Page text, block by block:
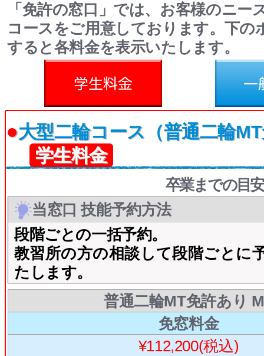
「免許の窓口」では、お客様のニー
コースをご用意しております。下の
すると各料金を表示いたします。
●大型二輪コース（普通二輪
学生料金
卒業までの目
当窓口 技能予約方法
段階ごとの一括予約。
教習所の方の相談して段階ごとに
たします。
普通二輪MT免許あり
免窓料金
¥112,200(税込)